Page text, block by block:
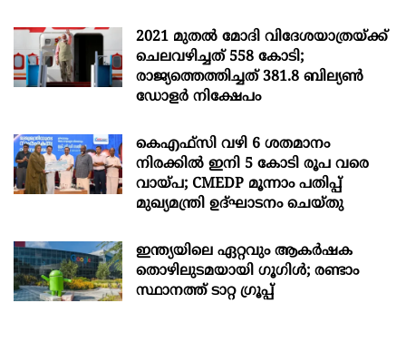
2021 മുതൽ മോദി വിദേശയാത്രയ്ക്ക്
ചെലവഴിച്ചത് 558 കോടി;
രാജ്യത്തെത്തിച്ചത് 381.8 ബില്യൺ
ഡോളർ നിക്ഷേപം
കെഎഫ്സി വഴി 6 ശതമാനം
നിരക്കിൽ ഇനി 5 കോടി രൂപ വരെ
വായ്പ; CMEDP മൂന്നാം പതിപ്പ്
മുഖ്യമന്ത്രി ഉദ്ഘാടനം ചെയ്തു
ഇന്ത്യയിലെ ഏറ്റവും ആകര്‍ഷക
തൊഴിലുടമയായി ഗൂഗിള്‍; രണ്ടാം
സ്ഥാനത്ത് ടാറ്റ ഗ്രൂപ്പ്